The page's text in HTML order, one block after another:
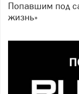
Попавшим под санкции намерены «облегчить
жизнь»